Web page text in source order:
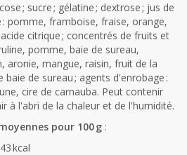
; sucre ; gélatine ; dextrose ; jus de
pomme, framboise, fraise, orange,
citrique ; concentrés de fruits et
pomme, baie de sureau,
aronie, mangue, raisin, fruit de la
baie de sureau ; agents d'enrobage :
cire de carnauba. Peut contenir
à l'abri de la chaleur et de l'humidité.
pour 100 g :
kcal